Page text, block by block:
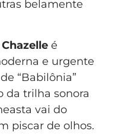
belamente
é
e urgente
“Babilônia”
da trilha sonora
vai do
piscar de olhos.